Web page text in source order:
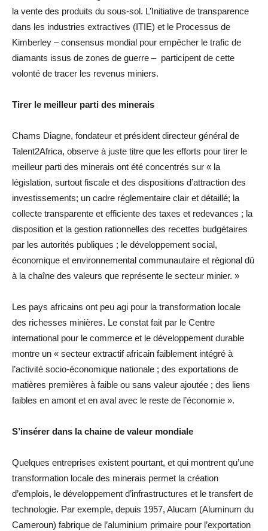
la vente des produits du sous-sol. L’Initiative de transparence
dans les industries extractives (ITIE) et le Processus de
Kimberley – consensus mondial pour empêcher le trafic de
diamants issus de zones de guerre – participent de cette
volonté de tracer les revenus miniers.
Tirer le meilleur parti des minerais
Chams Diagne, fondateur et président directeur général de
Talent2Africa, observe à juste titre que les efforts pour tirer le
meilleur parti des minerais ont été concentrés sur « la
législation, surtout fiscale et des dispositions d’attraction des
investissements; un cadre réglementaire clair et détaillé; la
collecte transparente et efficiente des taxes et redevances ; la
disposition et la gestion rationnelles des recettes budgétaires
par les autorités publiques ; le développement social,
économique et environnemental communautaire et régional dû
à la chaîne des valeurs que représente le secteur minier. »
Les pays africains ont peu agi pour la transformation locale
des richesses minières. Le constat fait par le Centre
international pour le commerce et le développement durable
montre un « secteur extractif africain faiblement intégré à
l’activité socio-économique nationale ; des exportations de
matières premières à faible ou sans valeur ajoutée ; des liens
faibles en amont et en aval avec le reste de l’économie ».
S’insérer dans la chaine de valeur mondiale
Quelques entreprises existent pourtant, et qui montrent qu’une
transformation locale des minerais permet la création
d’emplois, le développement d’infrastructures et le transfert de
technologie. Par exemple, depuis 1957, Alucam (Aluminum du
Cameroun) fabrique de l’aluminium primaire pour l’exportation